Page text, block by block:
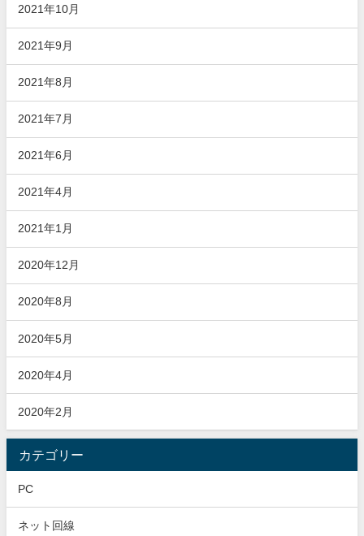
2021年10月
2021年9月
2021年8月
2021年7月
2021年6月
2021年4月
2021年1月
2020年12月
2020年8月
2020年5月
2020年4月
2020年2月
カテゴリー
PC
ネット回線